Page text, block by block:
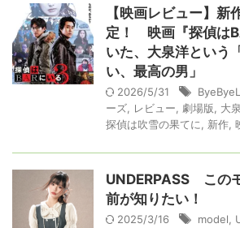
【映画レビュー】新
定！ 映画『探偵は
いた、大泉洋という
い、最高の男」
2026/5/31
ーズ
レビュー 劇場版 大
探偵は吹雪の果てに
新作
UNDERPASS この
前が知りたい！
2025/3/16 model